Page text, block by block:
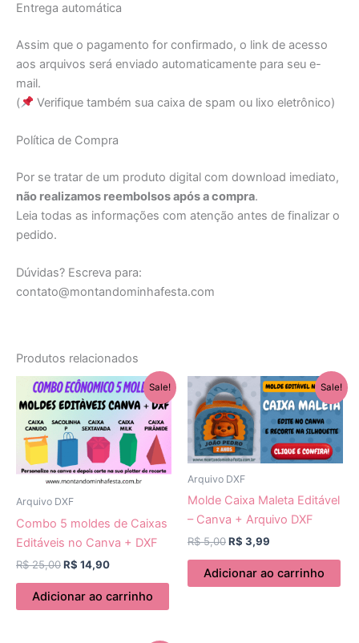
Entrega automática
Assim que o pagamento for confirmado, o link de acesso
aos arquivos será enviado automaticamente para seu e-
mail.
(
Verifique também sua caixa de spam ou lixo eletrônico)
Política de Compra
Por se tratar de um produto digital com download imediato,
não realizamos reembolsos após a compra.
Leia todas as informações com atenção antes de finalizar o
pedido.
Dúvidas? Escreva para:
contato@montandominhafesta.com
Produtos relacionados
Sale!
Arquivo DXF
Combo 5 moldes de Caixas
Editáveis no Canva + DXF
R$25,00
O
preço
original
era:
R$ 25,00.
R$ 14,90
O
preço
atual
é:
R$ 14,90.
Adicionar ao carrinho
Sale!
Arquivo DXF
Molde Caixa Maleta Editável
– Canva + Arquivo DXF
R$5,00
O
preço
original
era:
R$ 5,00.
R$ 3,99
O
preço
atual
é:
R$ 3,99.
Adicionar ao carrinho